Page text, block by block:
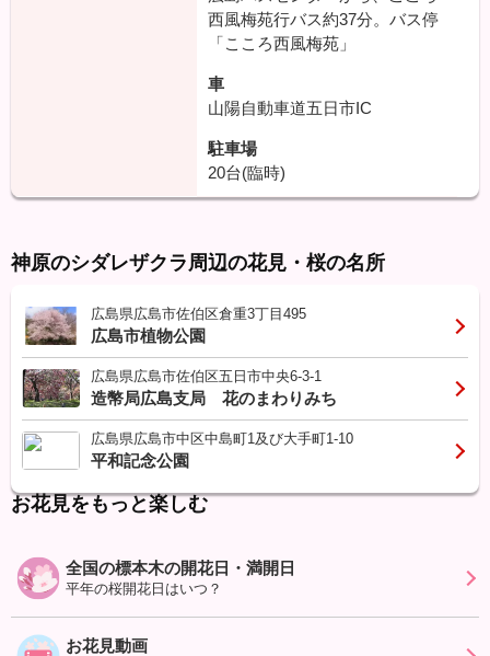
西風梅苑行バス約37分。バス停
「こころ西風梅苑」
車
山陽自動車道五日市IC
駐車場
20台(臨時)
神原のシダレザクラ周辺の花見・桜の名所
広島県広島市佐伯区倉重3丁目495
広島市植物公園
広島県広島市佐伯区五日市中央6-3-1
造幣局広島支局 花のまわりみち
広島県広島市中区中島町1及び大手町1-10
平和記念公園
お花見をもっと楽しむ
全国の標本木の開花日・満開日
平年の桜開花日はいつ？
お花見動画